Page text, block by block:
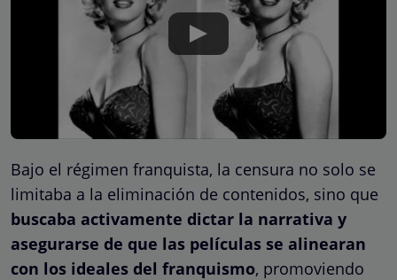
Bajo el régimen franquista, la censura no solo se
limitaba a la eliminación de contenidos, sino que
buscaba activamente dictar la narrativa y
asegurarse de que las películas se alinearan
con los ideales del franquismo, promoviendo